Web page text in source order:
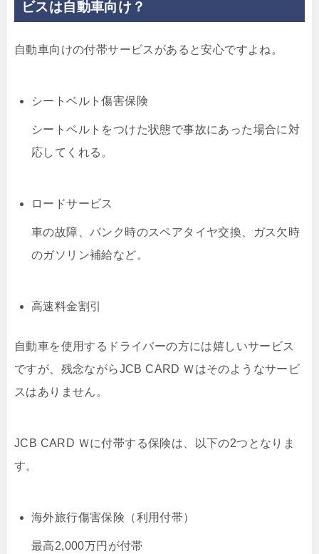
ビスは自動車向け？
自動車向けの付帯サービスがあると安心ですよね。
シートベルト傷害保険
シートベルトをつけた状態で事故にあった場合に対
応してくれる。
ロードサービス
車の故障、パンク時のスペアタイヤ交換、ガス欠時
のガソリン補給など。
高速料金割引
自動車を使用するドライバーの方には嬉しいサービス
ですが、残念ながらJCB CARD Ｗはそのようなサービ
スはありません。
JCB CARD Ｗに付帯する保険は、以下の2つとなりま
す。
海外旅行傷害保険（利用付帯）
最高2,000万円が付帯